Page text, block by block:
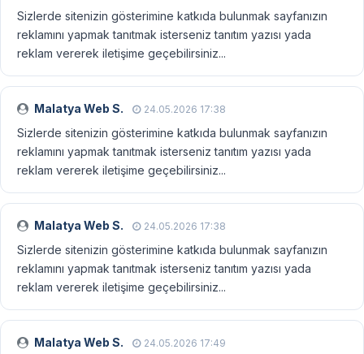
Sizlerde sitenizin gösterimine katkıda bulunmak sayfanızın
reklamını yapmak tanıtmak isterseniz tanıtım yazısı yada
reklam vererek iletişime geçebilirsiniz...
Malatya Web S. 24.05.2026 17:38
Sizlerde sitenizin gösterimine katkıda bulunmak sayfanızın
reklamını yapmak tanıtmak isterseniz tanıtım yazısı yada
reklam vererek iletişime geçebilirsiniz...
Malatya Web S. 24.05.2026 17:38
Sizlerde sitenizin gösterimine katkıda bulunmak sayfanızın
reklamını yapmak tanıtmak isterseniz tanıtım yazısı yada
reklam vererek iletişime geçebilirsiniz...
Malatya Web S. 24.05.2026 17:49